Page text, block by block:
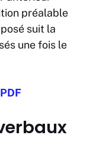
préalable
suit la
une fois le